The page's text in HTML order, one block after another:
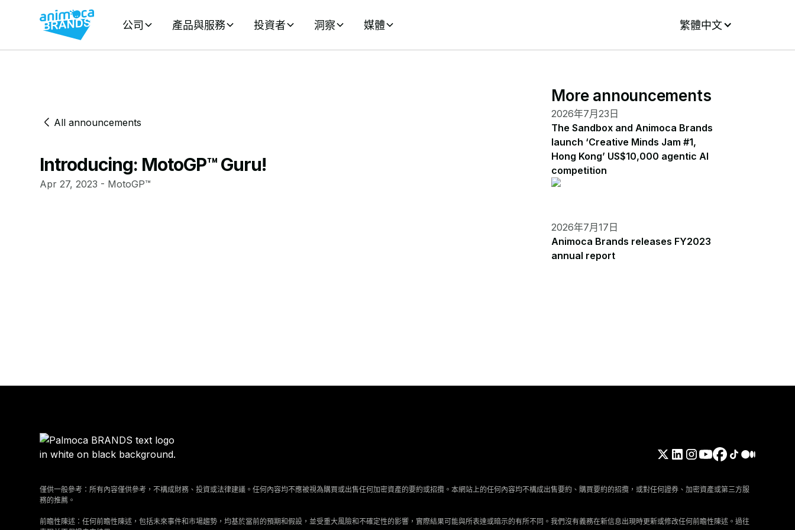
公司 產品與服務 投資者 洞察 媒體 繁體中文
All announcements
Introducing: MotoGP™ Guru!
Apr 27, 2023 - MotoGP™
More announcements
2026年7月23日
The Sandbox and Animoca Brands
launch ‘Creative Minds Jam #1,
Hong Kong’ US$10,000 agentic AI
competition
2026年7月17日
Animoca Brands releases FY2023
annual report
僅供一般參考：所有內容僅供參考，不構成財務、投資或法律建議。任何內容均不應被視為購買或出售任何加密資產的要約或招攬。本網站上的任何內容均不構成出售要約、購買要約的招攬，或對任何證券、加密資產或第三方服
務的推薦。
前瞻性陳述：任何前瞻性陳述，包括未來事件和市場趨勢，均基於當前的預期和假設，並受重大風險和不確定性的影響，實際結果可能與所表達或暗示的有所不同。我們沒有義務在新信息出現時更新或修改任何前瞻性陳述。過往